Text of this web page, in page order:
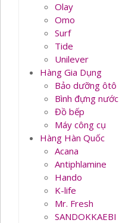
Olay
Omo
Surf
Tide
Unilever
Hàng Gia Dụng
Bảo dưỡng ôtô
Bình đựng nước
Đồ bếp
Máy công cụ
Hàng Hàn Quốc
Acana
Antiphlamine
Hando
K-life
Mr. Fresh
SANDOKKAEBI